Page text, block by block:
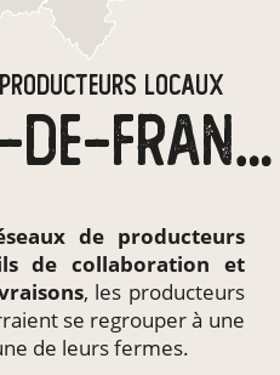
LOCAUX
EN HAUTS-DE-FRANCE
de producteurs
de collaboration et
, les producteurs
se regrouper à une
de leurs fermes.